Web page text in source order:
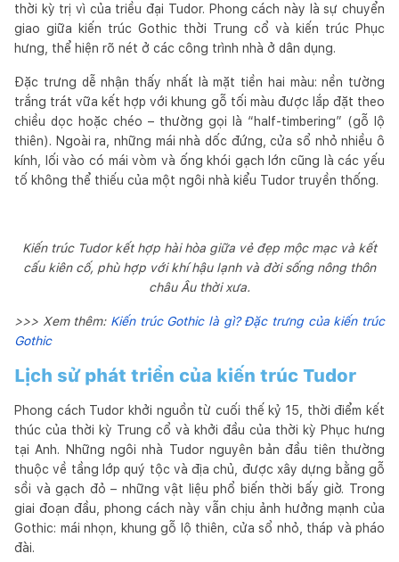
thời kỳ trị vì của triều đại Tudor. Phong cách này là sự chuyển
giao giữa kiến trúc Gothic thời Trung cổ và kiến trúc Phục
hưng, thể hiện rõ nét ở các công trình nhà ở dân dụng.
Đặc trưng dễ nhận thấy nhất là mặt tiền hai màu: nền tường
trắng trát vữa kết hợp với khung gỗ tối màu được lắp đặt theo
chiều dọc hoặc chéo – thường gọi là “half-timbering” (gỗ lộ
thiên). Ngoài ra, những mái nhà dốc đứng, cửa sổ nhỏ nhiều ô
kính, lối vào có mái vòm và ống khói gạch lớn cũng là các yếu
tố không thể thiếu của một ngôi nhà kiểu Tudor truyền thống.
Kiến trúc Tudor kết hợp hài hòa giữa vẻ đẹp mộc mạc và kết
cấu kiên cố, phù hợp với khí hậu lạnh và đời sống nông thôn
châu Âu thời xưa.
>>> Xem thêm: Kiến trúc Gothic là gì? Đặc trưng của kiến trúc
Gothic
Lịch sử phát triển của kiến trúc Tudor
Phong cách Tudor khởi nguồn từ cuối thế kỷ 15, thời điểm kết
thúc của thời kỳ Trung cổ và khởi đầu của thời kỳ Phục hưng
tại Anh. Những ngôi nhà Tudor nguyên bản đầu tiên thường
thuộc về tầng lớp quý tộc và địa chủ, được xây dựng bằng gỗ
sồi và gạch đỏ – những vật liệu phổ biến thời bấy giờ. Trong
giai đoạn đầu, phong cách này vẫn chịu ảnh hưởng mạnh của
Gothic: mái nhọn, khung gỗ lộ thiên, cửa sổ nhỏ, tháp và pháo
đài.